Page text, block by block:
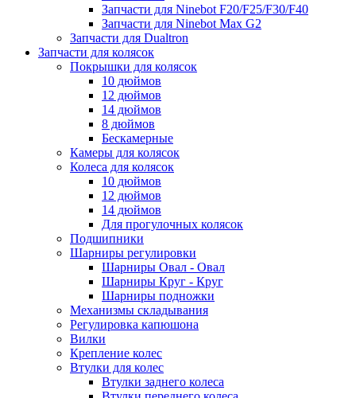
Запчасти для Ninebot F20/F25/F30/F40
Запчасти для Ninebot Max G2
Запчасти для Dualtron
Запчасти для колясок
Покрышки для колясок
10 дюймов
12 дюймов
14 дюймов
8 дюймов
Бескамерные
Камеры для колясок
Колеса для колясок
10 дюймов
12 дюймов
14 дюймов
Для прогулочных колясок
Подшипники
Шарниры регулировки
Шарниры Овал - Овал
Шарниры Круг - Круг
Шарниры подножки
Механизмы складывания
Регулировка капюшона
Вилки
Крепление колес
Втулки для колес
Втулки заднего колеса